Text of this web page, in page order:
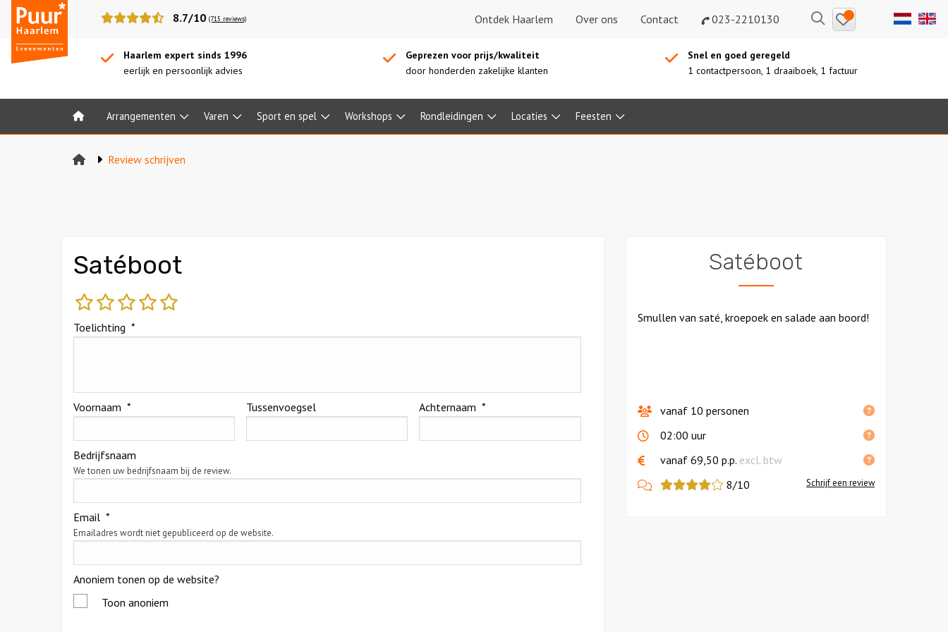
Puur*
Haarlem
bedrijfsuitjes
8.7/10 (715 reviews) Ontdek Haarlem Over ons Contact 023-2210130 ZoekenBewaarde
uitjes
Haarlem expert sinds 1996
eerlijk en persoonlijk advies
Geprezen voor prijs/kwaliteit
door honderden zakelijke klanten
Snel en goed geregeld
1 contactpersoon, 1 draaiboek, 1 factuur
Home Arrangementen Varen Sport en spel Workshops Rondleidingen Locaties Feesten
Review schrijven
Satéboot
slechtmatiggemiddeld
goed
Toelichting *
Voornaam * Tussenvoegsel Achternaam *
Bedrijfsnaam
We tonen uw bedrijfsnaam bij de review.
Email *
Emailadres wordt niet gepubliceerd op de website.
Anoniem tonen op de website?
Toon anoniem
Satéboot
Smullen van saté, kroepoek en salade aan boord!
vanaf 10 personen
02:00 uur
vanaf 69,50 p.p. excl. btw
View
8/10 Schrijf een review